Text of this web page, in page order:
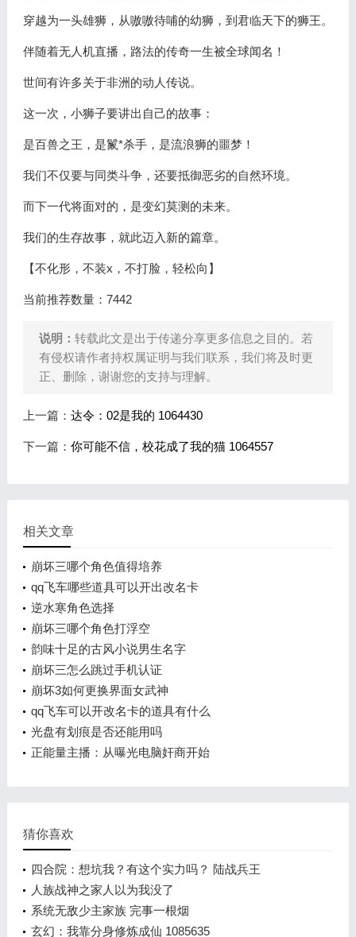
穿越为一头雄狮，从嗷嗷待哺的幼狮，到君临天下的狮王。
伴随着无人机直播，路法的传奇一生被全球闻名！
世间有许多关于非洲的动人传说。
这一次，小狮子要讲出自己的故事：
是百兽之王，是鬣*杀手，是流浪狮的噩梦！
我们不仅要与同类斗争，还要抵御恶劣的自然环境。
而下一代将面对的，是变幻莫测的未来。
我们的生存故事，就此迈入新的篇章。
【不化形，不装x，不打脸，轻松向】
当前推荐数量：7442
说明： 转载此文是出于传递分享更多信息之目的。若
有侵权请作者持权属证明与我们联系，我们将及时更
正、删除，谢谢您的支持与理解。
上一篇： 达令：02是我的 1064430
下一篇： 你可能不信，校花成了我的猫 1064557
相关文章
崩坏三哪个角色值得培养
qq飞车哪些道具可以开出改名卡
逆水寒角色选择
崩坏三哪个角色打浮空
韵味十足的古风小说男生名字
崩坏三怎么跳过手机认证
崩坏3如何更换界面女武神
qq飞车可以开改名卡的道具有什么
光盘有划痕是否还能用吗
正能量主播：从曝光电脑奸商开始
猜你喜欢
四合院：想坑我？有这个实力吗？ 陆战兵王
人族战神之家人以为我没了
系统无敌少主家族 完事一根烟
玄幻：我靠分身修炼成仙 1085635